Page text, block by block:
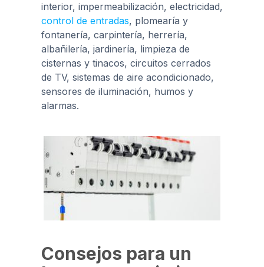
interior, impermeabilización, electricidad,
control de entradas, plomearía y
fontanería, carpintería, herrería,
albañilería, jardinería, limpieza de
cisternas y tinacos, circuitos cerrados
de TV, sistemas de aire acondicionado,
sensores de iluminación, humos y
alarmas.
Consejos para un